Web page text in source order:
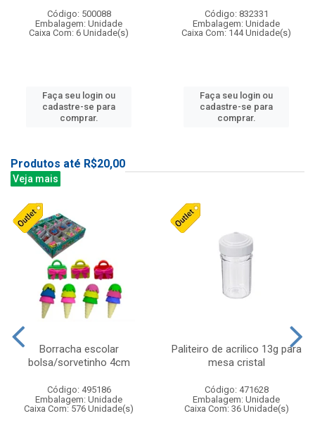
Código: 500088
Embalagem: Unidade
Caixa Com: 6 Unidade(s)
Faça seu login ou
cadastre-se para
comprar.
Código: 832331
Embalagem: Unidade
Caixa Com: 144 Unidade(s)
Faça seu login ou
cadastre-se para
comprar.
Produtos até R$20,00
Veja mais
Borracha escolar
bolsa/sorvetinho 4cm
Código: 495186
Embalagem: Unidade
Caixa Com: 576 Unidade(s)
Paliteiro de acrilico 13g para
mesa cristal
Código: 471628
Embalagem: Unidade
Caixa Com: 36 Unidade(s)